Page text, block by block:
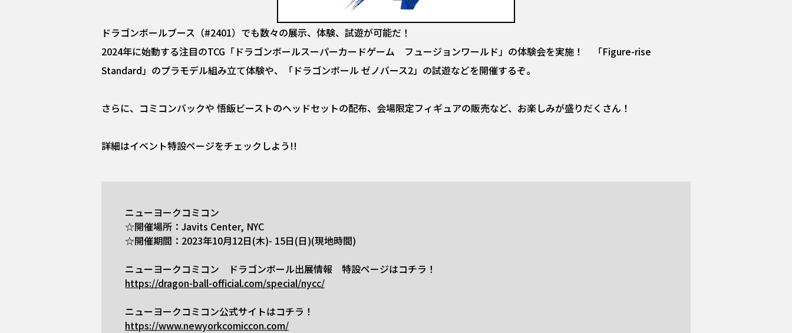
ドラゴンボールブース（#2401）でも数々の展示、体験、試遊が可能だ！
2024年に始動する注目のTCG「ドラゴンボールスーパーカードゲーム フュージョンワールド」の体験会を実施！ 「Figure-rise
Standard」のプラモデル組み立て体験や、「ドラゴンボール ゼノバース2」の試遊などを開催するぞ。
さらに、コミコンバックや 悟飯ビーストのヘッドセットの配布、会場限定フィギュアの販売など、お楽しみが盛りだくさん！
詳細はイベント特設ページをチェックしよう!!
ニューヨークコミコン
☆開催場所：Javits Center, NYC
☆開催期間：2023年10月12日(木)- 15日(日)(現地時間)
ニューヨークコミコン ドラゴンボール出展情報 特設ページはコチラ！
https://dragon-ball-official.com/special/nycc/
ニューヨークコミコン公式サイトはコチラ！
https://www.newyorkcomiccon.com/